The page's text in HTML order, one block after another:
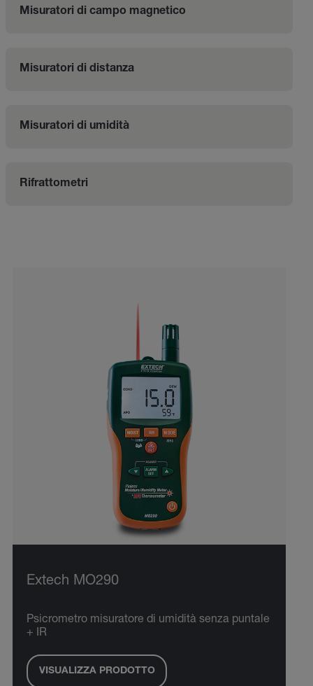
Misuratori di campo magnetico
Misuratori di distanza
Misuratori di umidità
Rifrattometri
Extech MO290
Psicrometro misuratore di umidità senza puntale
+ IR
VISUALIZZA PRODOTTO